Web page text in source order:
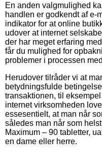
En anden valgmulighed
handlen er godkendt af
indikator for at online
udover at internet
der har meget erfaring
får du mulighed for
problemer i processen
Herudover tilråder vi at
betydningsfulde
transaktionen, til
internet virksomheden
essesentielt, at man når
således man når som
Maximum – 90 tabletter,
en dame eller herre.